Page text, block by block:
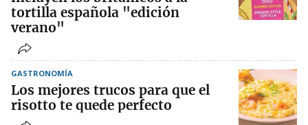
tortilla española "edición
verano"
GASTRONOMÍA
Los mejores trucos para que el
risotto te quede perfecto